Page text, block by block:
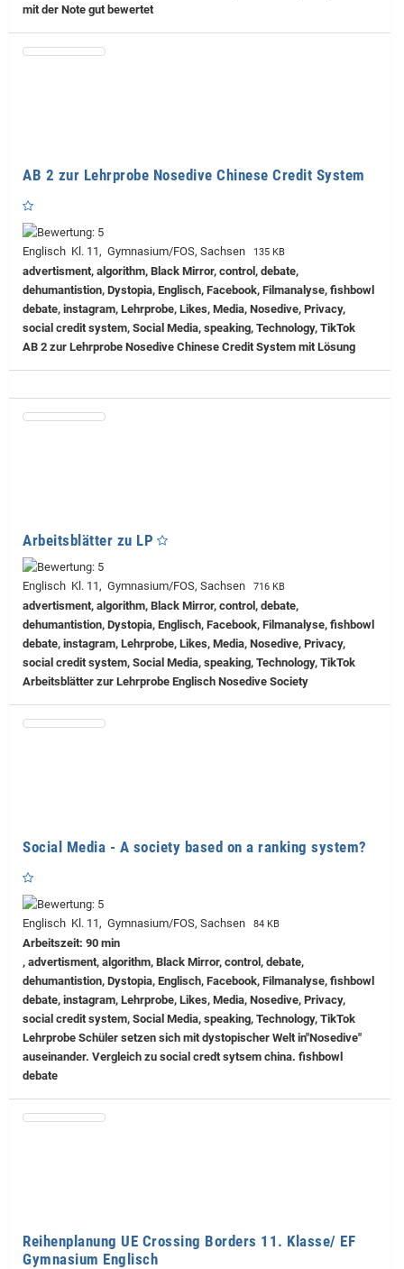
mit der Note gut bewertet
AB 2 zur Lehrprobe Nosedive Chinese Credit System
Englisch Kl. 11, Gymnasium/FOS, Sachsen 135 KB
advertisment, algorithm, Black Mirror, control, debate,
dehumantistion, Dystopia, Englisch, Facebook, Filmanalyse, fishbowl
debate, instagram, Lehrprobe, Likes, Media, Nosedive, Privacy,
social credit system, Social Media, speaking, Technology, TikTok
AB 2 zur Lehrprobe Nosedive Chinese Credit System mit Lösung
Arbeitsblätter zu LP
Englisch Kl. 11, Gymnasium/FOS, Sachsen 716 KB
advertisment, algorithm, Black Mirror, control, debate,
dehumantistion, Dystopia, Englisch, Facebook, Filmanalyse, fishbowl
debate, instagram, Lehrprobe, Likes, Media, Nosedive, Privacy,
social credit system, Social Media, speaking, Technology, TikTok
Arbeitsblätter zur Lehrprobe Englisch Nosedive Society
Social Media - A society based on a ranking system?
Englisch Kl. 11, Gymnasium/FOS, Sachsen 84 KB
Arbeitszeit: 90 min
, advertisment, algorithm, Black Mirror, control, debate,
dehumantistion, Dystopia, Englisch, Facebook, Filmanalyse, fishbowl
debate, instagram, Lehrprobe, Likes, Media, Nosedive, Privacy,
social credit system, Social Media, speaking, Technology, TikTok
Lehrprobe Schüler setzen sich mit dystopischer Welt in"Nosedive"
auseinander. Vergleich zu social credt sytsem china. fishbowl
debate
Reihenplanung UE Crossing Borders 11. Klasse/ EF
Gymnasium Englisch